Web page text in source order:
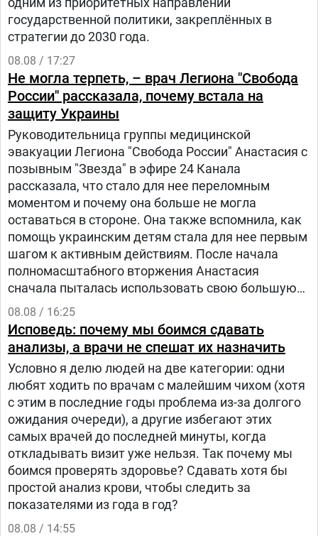
государственной политики, закреплённых в
стратегии до 2030 года.
08.08 / 17:27
Не могла терпеть, – врач Легиона "Свобода
России" рассказала, почему встала на
защиту Украины
Руководительница группы медицинской
эвакуации Легиона "Свобода России" Анастасия с
позывным "Звезда" в эфире 24 Канала
рассказала, что стало для нее переломным
моментом и почему она больше не могла
оставаться в стороне. Она также вспомнила, как
помощь украинским детям стала для нее первым
шагом к активным действиям. После начала
полномасштабного вторжения Анастасия
сначала пыталась использовать свою большую
русскоязычную аудиторию, чтобы объяснять
людям в России, что на самом деле происходит в
Украине.
08.08 / 16:25
Исповедь: почему мы боимся сдавать
анализы, а врачи не спешат их назначить
Условно я делю людей на две категории: одни
любят ходить по врачам с малейшим чихом (хотя
с этим в последние годы проблема из-за долгого
ожидания очереди), а другие избегают этих
самых врачей до последней минуты, когда
откладывать визит уже нельзя. Так почему мы
боимся проверять здоровье? Сдавать хотя бы
простой анализ крови, чтобы следить за
показателями из года в год?
08.08 / 14:55